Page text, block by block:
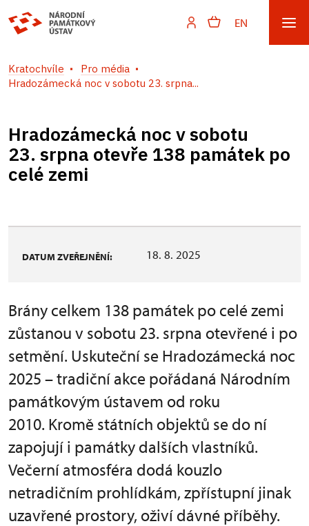
EN
Kratochvíle
Pro média
Hradozámecká noc v sobotu 23. srpna...
Hradozámecká noc v sobotu
23. srpna otevře 138 památek po
celé zemi
DATUM ZVEŘEJNĚNÍ: 18. 8. 2025
Brány celkem 138 památek po celé zemi
zůstanou v sobotu 23. srpna otevřené i po
setmění. Uskuteční se Hradozámecká noc
2025 – tradiční akce pořádaná Národním
památkovým ústavem od roku
2010. Kromě státních objektů se do ní
zapojují i památky dalších vlastníků.
Večerní atmosféra dodá kouzlo
netradičním prohlídkám, zpřístupní jinak
uzavřené prostory, oživí dávné příběhy.